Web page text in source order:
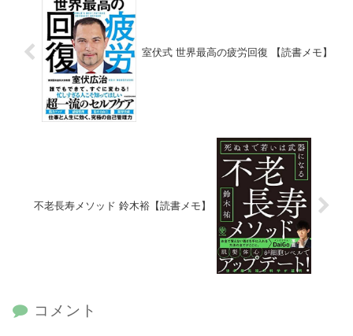
室伏式 世界最高の疲労回復 【読書メモ】
不老長寿メソッド 鈴木裕【読書メモ】
コメント